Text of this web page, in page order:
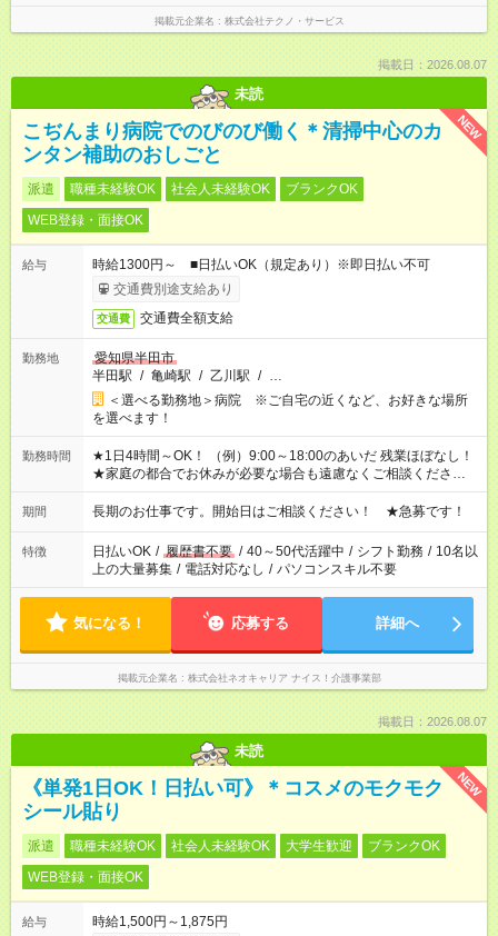
掲載元企業名 株式会社テクノ・サービス
掲載日：2026.08.07
未読
NEW
こぢんまり病院でのびのび働く＊清掃中心のカ
ンタン補助のおしごと
派遣 職種未経験OK 社会人未経験OK
ブランクOK
WEB登録・面接OK
給与
時給1300円～ ■日払いOK（規定あり）※即日払い不可
交通費別途支給あり
交通費 交通費全額支給
勤務地
愛知県半田市
半田駅 / 亀崎駅 / 乙川駅 / …
＜選べる勤務地＞病院 ※ご自宅の近くなど、お好きな場所
を選べます！
勤務時間
★1日4時間～OK！ （例）9:00～18:00のあいだ 残業ほぼなし！
★家庭の都合でお休みが必要な場合も遠慮なくご相談ください。
※シフトはご希望に合わせて調整可能です。 その他、 ＊週4日・
1日7時間 ＊日勤のみ ＊土日休み ＊午前だけ・午後だけ ＊平日
仕事をご紹介できます！ 登録の際に、あなたのご希望をお聞か
せください。
期間 長期のお仕事です。開始日はご相談ください！ ★急募です！
特徴 日払いOK / 履歴書不要 / 40～50代活躍中 / シフト勤務 / 10名以
上の大量募集 / 電話対応なし / パソコンスキル不要
気になる！ 応募する 詳細へ
掲載元企業名 株式会社ネオキャリア ナイス！介護事業部
掲載日：2026.08.07
未読
NEW
《単発1日OK！日払い可》＊コスメのモクモク
シール貼り
派遣 職種未経験OK 社会人未経験OK 大学生歓迎
ブランクOK
WEB登録・面接OK
給与
時給1,500円～1,875円